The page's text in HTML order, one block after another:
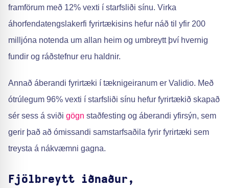
framförum með 12% vexti í starfsliði sínu. Virka
áhorfendatengslakerfi fyrirtækisins hefur náð til yfir 200
milljóna notenda um allan heim og umbreytt því hvernig
fundir og ráðstefnur eru haldnir.
Annað áberandi fyrirtæki í tæknigeiranum er Validio. Með
ótrúlegum 96% vexti í starfsliði sínu hefur fyrirtækið skapað
sér sess á sviði gögn staðfesting og áberandi yfirsýn, sem
gerir það að ómissandi samstarfsaðila fyrir fyrirtæki sem
treysta á nákvæmni gagna.
Fjölbreytt iðnaður,